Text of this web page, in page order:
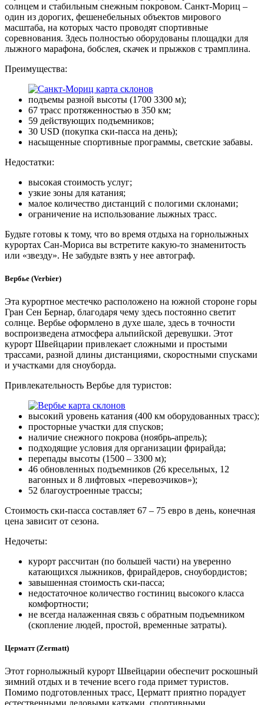
солнцем и стабильным снежным покровом. Санкт-Мориц –
один из дорогих, фешенебельных объектов мирового
масштаба, на которых часто проводят спортивные
соревнования. Здесь полностью оборудованы площадки для
лыжного марафона, бобслея, скачек и прыжков с трамплина.
Преимущества:
подъемы разной высоты (1700 3300 м);
67 трасс протяженностью в 350 км;
59 действующих подъемников;
30 USD (покупка ски-пасса на день);
насыщенные спортивные программы, светские забавы.
Недостатки:
высокая стоимость услуг;
узкие зоны для катания;
малое количество дистанций с пологими склонами;
ограничение на использование лыжных трасс.
Будьте готовы к тому, что во время отдыха на горнолыжных
курортах Сан-Мориса вы встретите какую-то знаменитость
или «звезду». Не забудьте взять у нее автограф.
Вербье (Verbier)
Эта курортное местечко расположено на южной стороне горы
Гран Сен Бернар, благодаря чему здесь постоянно светит
солнце. Вербье оформлено в духе шале, здесь в точности
воспроизведена атмосфера альпийской деревушки. Этот
курорт Швейцарии привлекает сложными и простыми
трассами, разной длины дистанциями, скоростными спусками
и участками для сноуборда.
Привлекательность Вербье для туристов:
высокий уровень катания (400 км оборудованных трасс);
просторные участки для спусков;
наличие снежного покрова (ноябрь-апрель);
подходящие условия для организации фрирайда;
перепады высоты (1500 – 3300 м);
46 обновленных подъемников (26 кресельных, 12
вагонных и 8 лифтовых «перевозчиков»);
52 благоустроенные трассы;
Стоимость ски-пасса составляет 67 – 75 евро в день, конечная
цена зависит от сезона.
Недочеты:
курорт рассчитан (по большей части) на уверенно
катающихся лыжников, фрирайдеров, сноубордистов;
завышенная стоимость ски-пасса;
недостаточное количество гостиниц высокого класса
комфортности;
не всегда налаженная связь с обратным подъемником
(скопление людей, простой, временные затраты).
Церматт (Zermatt)
Этот горнолыжный курорт Швейцарии обеспечит роскошный
зимний отдых и в течение всего года примет туристов.
Помимо подготовленных трасс, Церматт приятно порадует